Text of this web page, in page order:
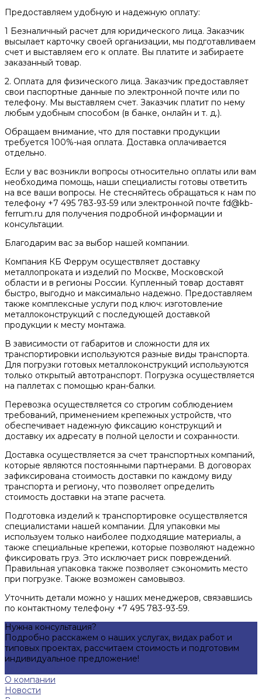
Предоставляем удобную и надежную оплату:
1 Безналичный расчет для юридического лица. Заказчик
высылает карточку своей организации, мы подготавливаем
счет и выставляем его к оплате. Вы платите и забираете
заказанный товар.
2. Оплата для физического лица. Заказчик предоставляет
свои паспортные данные по электронной почте или по
телефону. Мы выставляем счет. Заказчик платит по нему
любым удобным способом (в банке, онлайн и т. д.).
Обращаем внимание, что для поставки продукции
требуется 100%-ная оплата. Доставка оплачивается
отдельно.
Если у вас возникли вопросы относительно оплаты или вам
необходима помощь, наши специалисты готовы ответить
на все ваши вопросы. Не стесняйтесь обращаться к нам по
телефону +7 495 783-93-59 или электронной почте fd@kb-
ferrum.ru для получения подробной информации и
консультации.
Благодарим вас за выбор нашей компании.
Компания КБ Феррум осуществляет доставку
металлопроката и изделий по Москве, Московской
области и в регионы России. Купленный товар доставят
быстро, выгодно и максимально надежно. Предоставляем
также комплексные услуги под ключ: изготовление
металлоконструкций с последующей доставкой
продукции к месту монтажа.
В зависимости от габаритов и сложности для их
транспортировки используются разные виды транспорта.
Для погрузки готовых металлоконструкций используются
только открытый автотранспорт. Погрузка осуществляется
на паллетах с помощью кран-балки.
Перевозка осуществляется со строгим соблюдением
требований, применением крепежных устройств, что
обеспечивает надежную фиксацию конструкций и
доставку их адресату в полной целости и сохранности.
Доставка осуществляется за счет транспортных компаний,
которые являются постоянными партнерами. В договорах
зафиксирована стоимость доставки по каждому виду
транспорта и региону, что позволяет определить
стоимость доставки на этапе расчета.
Подготовка изделий к транспортировке осуществляется
специалистами нашей компании. Для упаковки мы
используем только наиболее подходящие материалы, а
также специальные крепежи, которые позволяют надежно
фиксировать груз. Это исключает риск повреждений.
Правильная упаковка также позволяет сэкономить место
при погрузке. Также возможен самовывоз.
Уточнить детали можно у наших менеджеров, связавшись
по контактному телефону +7 495 783-93-59.
Нужна консультация?
Подробно расскажем о наших услугах, видах работ и
типовых проектах, рассчитаем стоимость и подготовим
индивидуальное предложение!
О компании
Новости